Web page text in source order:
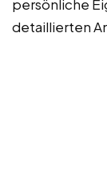
persönliche
detaillierten